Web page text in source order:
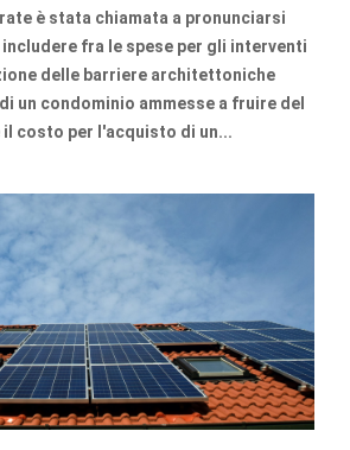
è stata chiamata a pronunciarsi
fra le spese per gli interventi
delle barriere architettoniche
un condominio ammesse a fruire del
il costo per l'acquisto di un...